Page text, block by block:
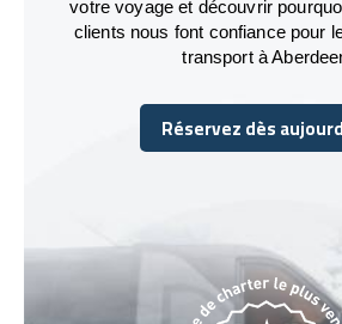
votre voyage et découvrir
clients nous font confiance pour
transport à
Réservez dès
Réservez dès